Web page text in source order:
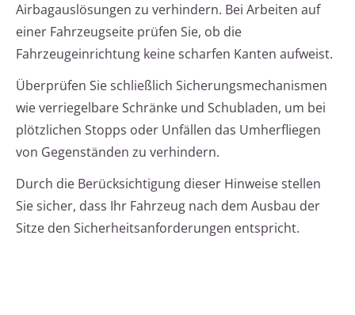
Airbagauslösungen zu verhindern. Bei Arbeiten auf
einer Fahrzeugseite prüfen Sie, ob die
Fahrzeugeinrichtung keine scharfen Kanten aufweist.
Überprüfen Sie schließlich Sicherungsmechanismen
wie verriegelbare Schränke und Schubladen, um bei
plötzlichen Stopps oder Unfällen das Umherfliegen
von Gegenständen zu verhindern.
Durch die Berücksichtigung dieser Hinweise stellen
Sie sicher, dass Ihr Fahrzeug nach dem Ausbau der
Sitze den Sicherheitsanforderungen entspricht.